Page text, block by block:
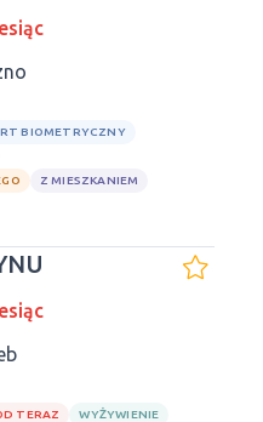
BIOMETRYCZNY
Z MIESZKANIEM
TERAZ
WYŻYWIENIE